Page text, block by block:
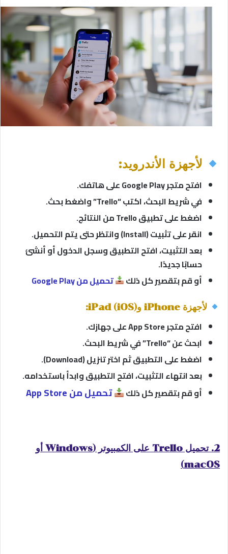
لأجهزة الأندرويد:
افتح متجر Google Play على هاتفك.
في شريط البحث، اكتب “Trello” واضغط بحث.
اضغط على تطبيق Trello من النتائج.
انقر على تثبيت (Install) وانتظر حتى يتم التحميل.
بعد التثبيت، افتح التطبيق وسجل الدخول أو أنشئ
حسابًا جديدًا.
أو قم بتقصير كل ذلك
تحميل من Google Play
لأجهزة iPhone وiPad (iOS):
افتح متجر App Store على جهازك.
ابحث عن “Trello” في شريط البحث.
اضغط على التطبيق ثم اختر تنزيل (Download).
بعد انتهاء التثبيت، افتح التطبيق وابدأ باستخدامه.
أو قم بتقصير كل ذلك
تحميل من App Store
2. تحميل Trello على الكمبيوتر (Windows أو
macOS)